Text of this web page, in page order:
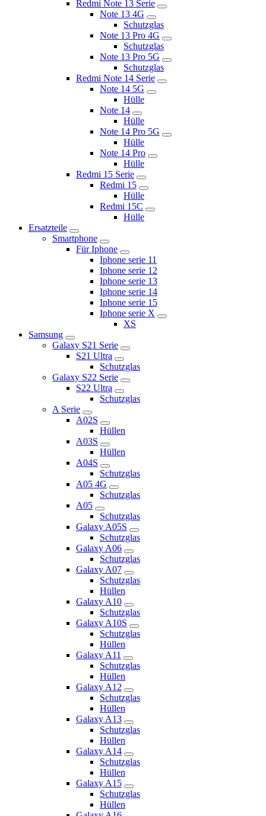
Redmi Note 13 Serie
Note 13 4G
Schutzglas
Note 13 Pro 4G
Schutzglas
Note 13 Pro 5G
Schutzglas
Redmi Note 14 Serie
Note 14 5G
Hülle
Note 14
Hülle
Note 14 Pro 5G
Hülle
Note 14 Pro
Hülle
Redmi 15 Serie
Redmi 15
Hülle
Redmi 15C
Hülle
Ersatzteile
Smartphone
Für Iphone
Iphone serie 11
Iphone serie 12
Iphone serie 13
Iphone serie 14
Iphone serie 15
Iphone serie X
XS
Samsung
Galaxy S21 Serie
S21 Ultra
Schutzglas
Galaxy S22 Serie
S22 Ultra
Schutzglas
A Serie
A02S
Hüllen
A03S
Hüllen
A04S
Schutzglas
A05 4G
Schutzglas
A05
Schutzglas
Galaxy A05S
Schutzglas
Galaxy A06
Schutzglas
Galaxy A07
Schutzglas
Hüllen
Galaxy A10
Schutzglas
Galaxy A10S
Schutzglas
Hüllen
Galaxy A11
Schutzglas
Hüllen
Galaxy A12
Schutzglas
Hüllen
Galaxy A13
Schutzglas
Hüllen
Galaxy A14
Schutzglas
Hüllen
Galaxy A15
Schutzglas
Hüllen